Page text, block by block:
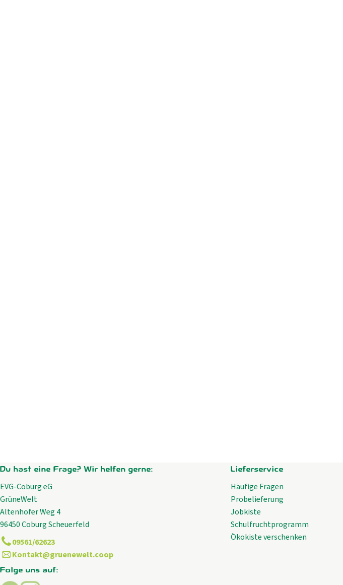
Du hast eine Frage? Wir helfen gerne:
EVG-Coburg eG
GrüneWelt
Altenhofer Weg 4
96450 Coburg Scheuerfeld
09561/62623
Kontakt@gruenewelt.coop
Folge uns auf:
Lieferservice
Häufige Fragen
Probelieferung
Jobkiste
Schulfruchtprogramm
Ökokiste verschenken